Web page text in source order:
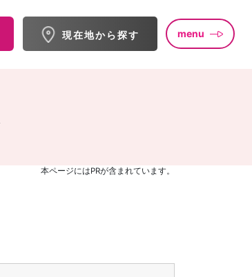
現在地から探す menu
本ページにはPRが含まれています。